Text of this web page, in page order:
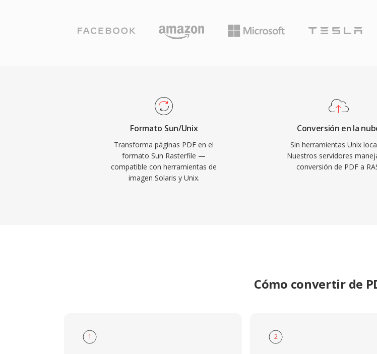
Formato Sun/Unix
Transforma páginas PDF en el
formato Sun Rasterfile —
compatible con herramientas de
imagen Solaris y Unix.
Conversión en la
Sin herramientas Unix
Nuestros servidores
conversión de PDF a
Cómo convertir de
1 2